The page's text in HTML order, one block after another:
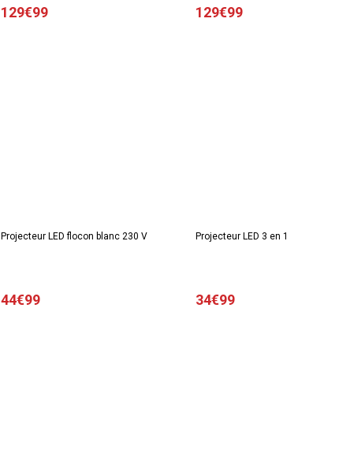
129€99 129€99
Projecteur LED flocon blanc 230 V
44€99
Projecteur LED 3 en 1
34€99